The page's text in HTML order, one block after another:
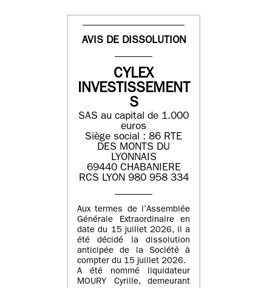
AVIS DE DISSOLUTION
CYLEX
INVESTISSEMENT
S
SAS au capital de 1.000
euros
Siège social : 86 RTE
DES MONTS DU
LYONNAIS
69440 CHABANIERE
RCS LYON 980 958 334
Aux termes de l’Assemblée
Générale Extraordinaire en
date du 15 juillet 2026, il a
été décidé la dissolution
anticipée de la Société à
compter du 15 juillet 2026.
A été nommé liquidateur
MOURY Cyrille, demeurant